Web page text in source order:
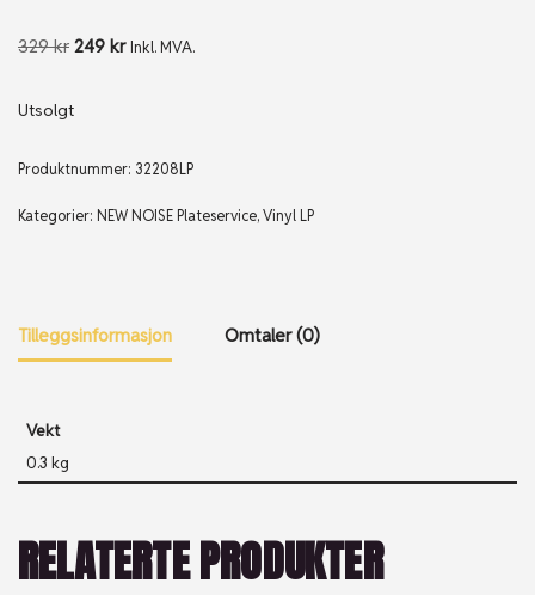
329kr 249 kr Inkl. MVA.
Utsolgt
Produktnummer: 32208LP
Kategorier: NEW NOISE Plateservice,Vinyl LP
Tilleggsinformasjon Omtaler (0)
Vekt
0.3 kg
RELATERTE PRODUKTER